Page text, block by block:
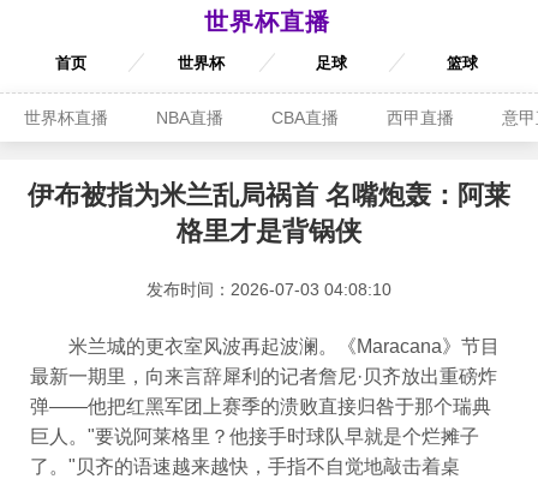
世界杯直播
首页 世界杯 足球 篮球
世界杯直播 NBA直播 CBA直播 西甲直播 意
伊布被指为米兰乱局祸首 名嘴炮轰：阿莱
格里才是背锅侠
发布时间：2026-07-03 04:08:10
米兰城的更衣室风波再起波澜。《Maracana》节目
最新一期里，向来言辞犀利的记者詹尼·贝齐放出重磅炸
弹——他把红黑军团上赛季的溃败直接归咎于那个瑞典
巨人。"要说阿莱格里？他接手时球队早就是个烂摊子
了。"贝齐的语速越来越快，手指不自觉地敲击着桌